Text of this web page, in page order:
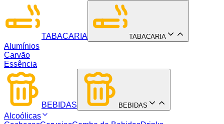
TABACARIA TABACARIA
Alumínios
Carvão
Essência
BEBIDAS BEBIDAS
Alcoólicas